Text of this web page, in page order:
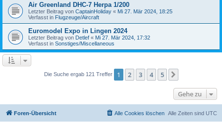
Air Greenland DHC-7 Herpa 1/200
Letzter Beitrag von CaptainHoliday « Mi 27. Mär 2024, 18:25
Verfasst in Flugzeuge/Aircraft
Euromodel Expo in Lingen 2024
Letzter Beitrag von Detlef « Mi 27. Mär 2024, 17:32
Verfasst in Sonstiges/Miscellaneous
Die Suche ergab 121 Treffer 1 2 3 4 5
Gehe zu
Foren-Übersicht Alle Zeiten sind UTC
Alle Cookies löschen